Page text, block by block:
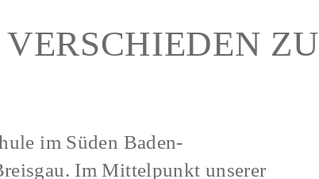
ZU
im Süden Baden-
Im Mittelpunkt unserer